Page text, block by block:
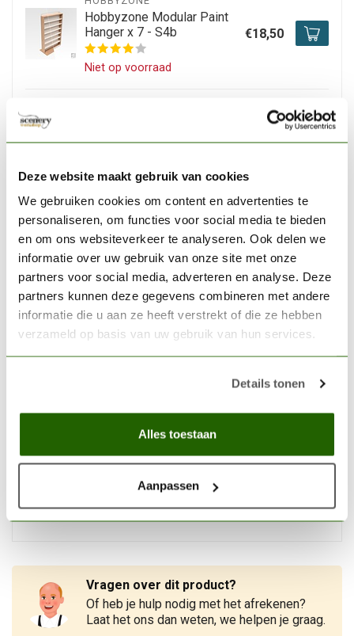
Deze website maakt gebruik van cookies
We gebruiken cookies om content en advertenties te
personaliseren, om functies voor social media te bieden
en om ons websiteverkeer te analyseren. Ook delen we
informatie over uw gebruik van onze site met onze
partners voor social media, adverteren en analyse. Deze
partners kunnen deze gegevens combineren met andere
informatie die u aan ze heeft verstrekt of die ze hebben
verzameld op basis van uw gebruik van hun services.
Details tonen
Alles toestaan
Aanpassen
Hobbyzone Modular Paint
Hanger x 7 - S4b
Niet op voorraad
€18,50
Module x 3 - OM02u
Niet op voorraad
€24,95
HOBBYZONE
Hobbyzone Paints Module
26mm - OM05s
Niet op voorraad
€11,95
HOBBYZONE
Hobbyzone Paints Module
Hobbyzone Corner Paints
Module 26mm - OM06s
Vragen over dit product?
Of heb je hulp nodig met het afrekenen?
Laat het ons dan weten, we helpen je graag.